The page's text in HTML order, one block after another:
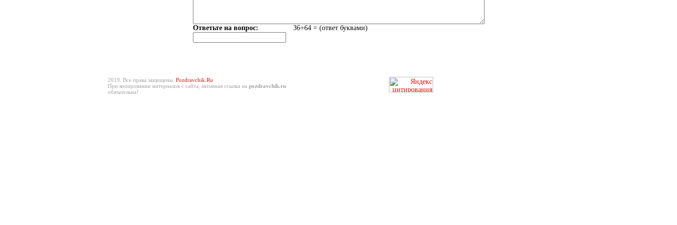
Ответьте на вопрос: 36+64 = (ответ буквами)
2019. Все права защищены. Pozdravchik.Ru
При копировании материалов с сайта, активная ссылка на pozdravchik.ru
обязательна!